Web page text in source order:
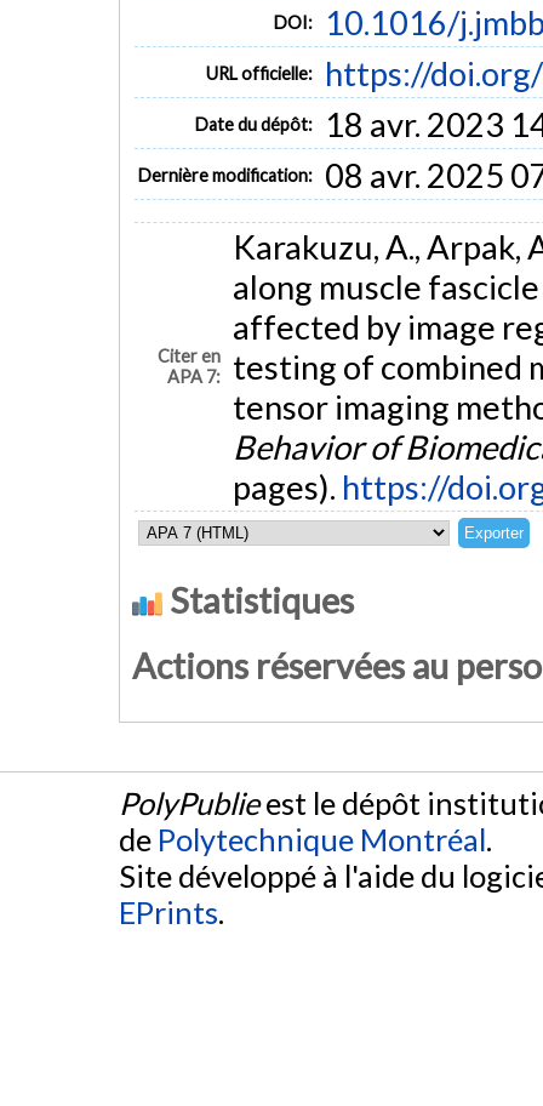
DOI: 10.1016/
URL officielle: https://
Date du dépôt: 18 avr. 2023
Dernière modification: 08 avr. 2025
Citer en
APA 7:
Karakuzu, A., Arpak,
along muscle
affected by image
testing of combined
tensor imaging
Behavior of
pages). https://
Statistiques
Actions réservées au
PolyPublieest le dépôt
de Polytechnique Montréal.
Site développé à l'aide du
EPrints.